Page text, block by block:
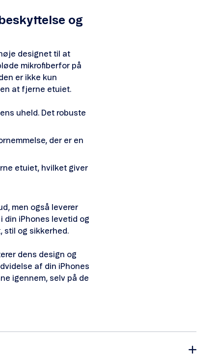
og
designet til at
mikrofiberfor på
er ikke kun
at fjerne etuiet.
uheld. Det robuste
der er en
etuiet, hvilket giver
men også leverer
din iPhones levetid og
stil og sikkerhed.
dens design og
af din iPhones
igennem, selv på de